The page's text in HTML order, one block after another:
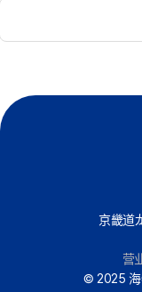
京畿道
营
© 2025 海